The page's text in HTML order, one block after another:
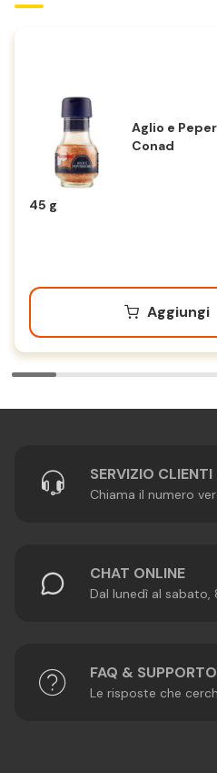
Aglio e
Conad
45 g
Aggiungi
SERVIZIO CLIENTI
Chiama il numero
CHAT ONLINE
Dal lunedì al sabato,
FAQ & SUPPORTO
Le risposte che